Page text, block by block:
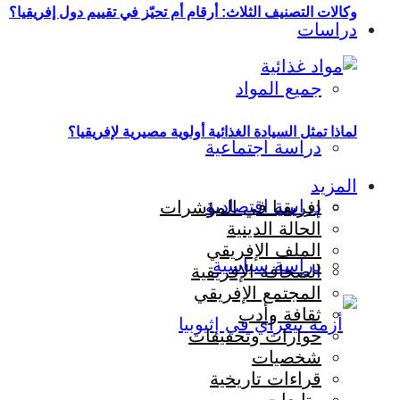
دراسات
جميع المواد
دراسة اجتماعية
دراسة اقتصادية
دراسة سياسية
وكالات التصنيف الثلاث: أرقام أم تحيّز في تقييم دول إفريقيا؟
لماذا تمثل السيادة الغذائية أولوية مصيرية لإفريقيا؟
المزيد
إفريقيا في المؤشرات
الحالة الدينية
الملف الإفريقي
الصحافة الإفريقية
المجتمع الإفريقي
ثقافة وأدب
حوارات وتحقيقات
شخصيات
قراءات تاريخية